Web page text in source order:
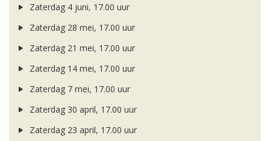
Zaterdag 4 juni, 17.00 uur
Zaterdag 28 mei, 17.00 uur
Zaterdag 21 mei, 17.00 uur
Zaterdag 14 mei, 17.00 uur
Zaterdag 7 mei, 17.00 uur
Zaterdag 30 april, 17.00 uur
Zaterdag 23 april, 17.00 uur